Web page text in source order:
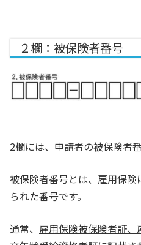
２欄：被保険者番号
2欄には、申請者の被保険者
被保険者番号とは、雇用保
られた番号です。
通常、 雇用保険被保険者証